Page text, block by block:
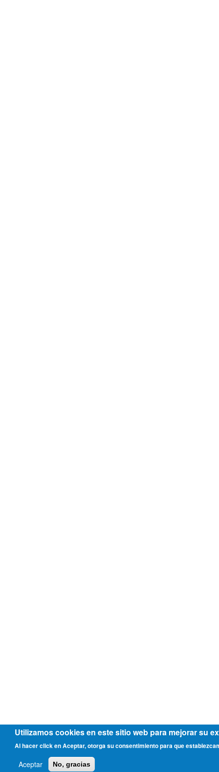
Utilizamos cookies en este sitio web para mejorar su
Al hacer click en Aceptar, otorga su consentimiento para que
Aceptar No, gracias